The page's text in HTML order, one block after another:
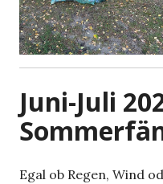
Juni-Juli
Egal ob Regen, Wind